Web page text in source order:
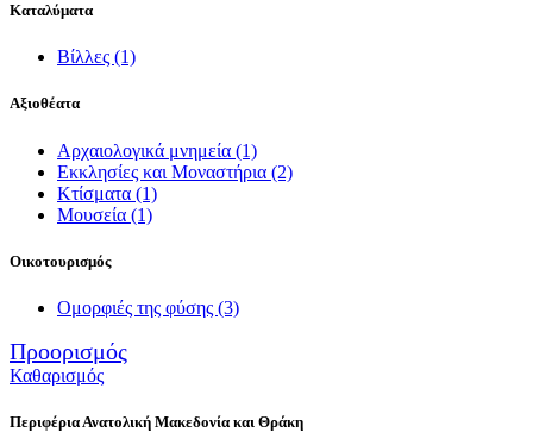
Καταλύματα
Βίλλες (1)
Αξιοθέατα
Αρχαιολογικά μνημεία (1)
Εκκλησίες και Μοναστήρια (2)
Κτίσματα (1)
Μουσεία (1)
Οικοτουρισμός
Ομορφιές της φύσης (3)
Προορισμός
Καθαρισμός
Περιφέρια Ανατολική Μακεδονία και Θράκη